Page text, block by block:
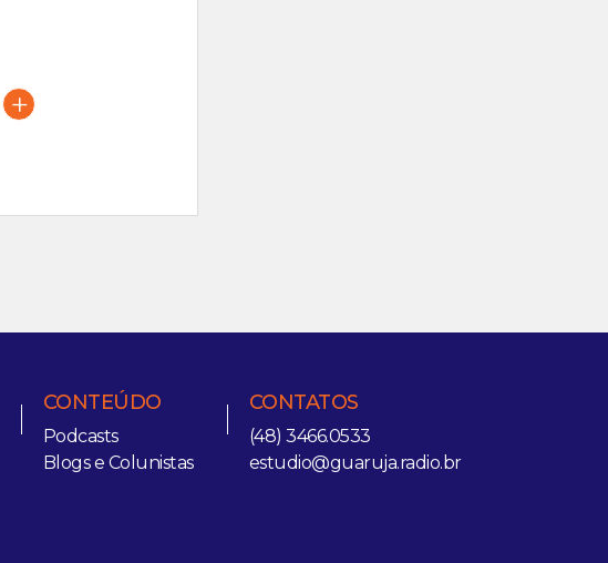
+
CONTEÚDO
Podcasts
Blogs e Colunistas
CONTATOS
(48) 3466.0533
estudio@guaruja.radio.br